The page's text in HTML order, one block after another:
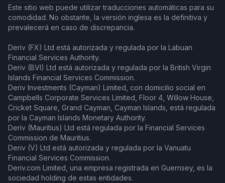
Este sitio web puede utilizar traducciones automáticas para su
comodidad. No obstante, la versión inglesa es la definitiva y
prevalecerá en caso de discrepancia.
Deriv (FX) Ltd está autorizada y regulada por la Labuan
Financial Services Authority.
Deriv (BVI) Ltd está autorizada y regulada por la British Virgin
Islands Financial Services Commission.
Deriv Investments (Cayman) Limited, con domicilio social en
Campbells Corporate Services Limited, Floor 4, Willow House,
Cricket Square, Grand Cayman, Cayman Islands, está regulada
por la Cayman Islands Monetary Authority.
Deriv (Mauritius) Ltd está regulada por la Financial Services
Commission de Mauritius.
Deriv (V) Ltd está autorizada y regulada por la Vanuatu
Financial Services Commission.
Deriv.com Limited, una empresa registrada en Guernsey, es la
sociedad holding de estas entidades.